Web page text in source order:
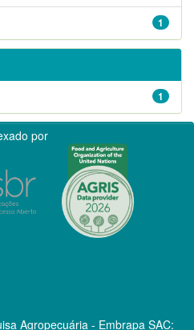
1
1
por
Agropecuária - Embrapa SAC: